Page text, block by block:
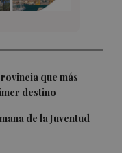
que más
destino
de la Juventud